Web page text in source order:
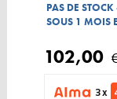
PAS DE
SOUS 1 MOIS
102,00
3 x